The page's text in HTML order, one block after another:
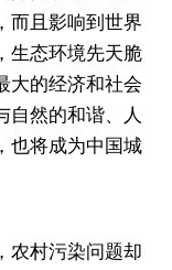
而且影响到世界
生态环境先天脆
大的经济和社会
自然的和谐、人
也将成为中国城
农村污染问题却